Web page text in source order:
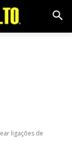
ligações de